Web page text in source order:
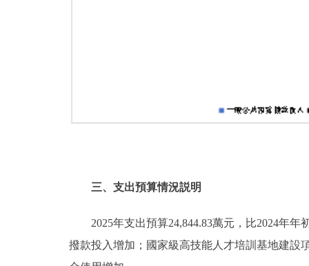
三、支出預算情況説明
2025年支出預算24,844.83萬元，比2024年年
撥款投入增加；國家級高技能人才培訓基地建設